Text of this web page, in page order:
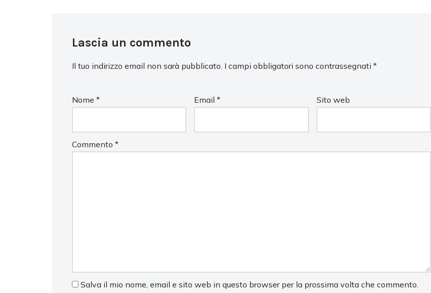
Lascia un commento
Il tuo indirizzo email non sarà pubblicato. I campi obbligatori sono contrassegnati *
Nome * Email* Sito web
Commento *
Salva il mio nome, email e sito web in questo browser per la prossima volta che commento.